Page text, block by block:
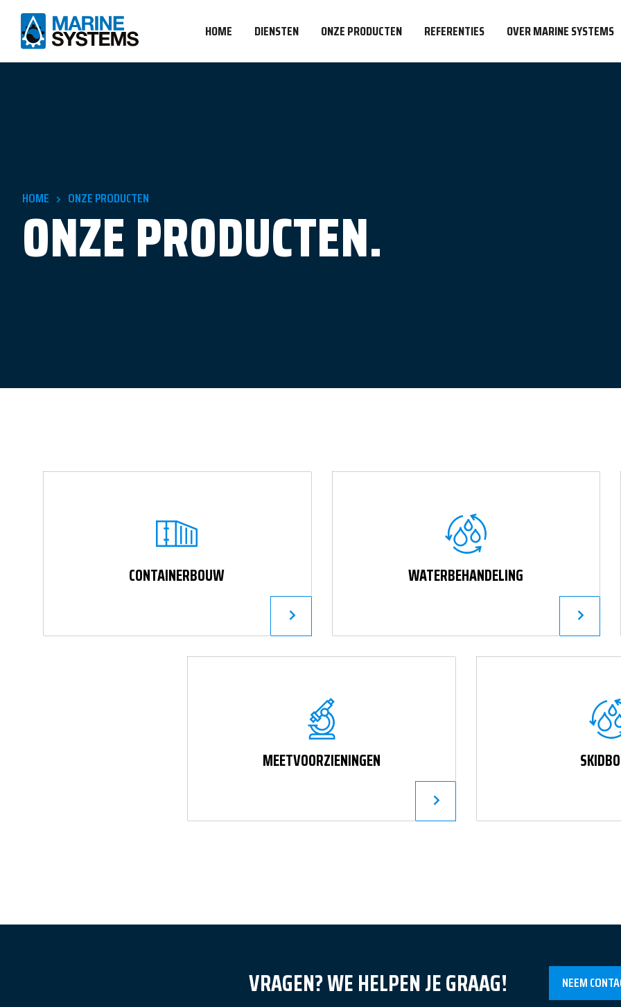
HOME DIENSTEN ONZE PRODUCTEN REFERENTIES OVER MARINE SYSTEMS
HOME ONZE PRODUCTEN
ONZE PRODUCTEN.
CONTAINERBOUW
LEES VERDER
WATERBEHANDELING
LEES VERDER
MEETVOORZIENINGEN
LEES VERDER
VRAGEN? WE HELPEN JE GRAAG! NEEM